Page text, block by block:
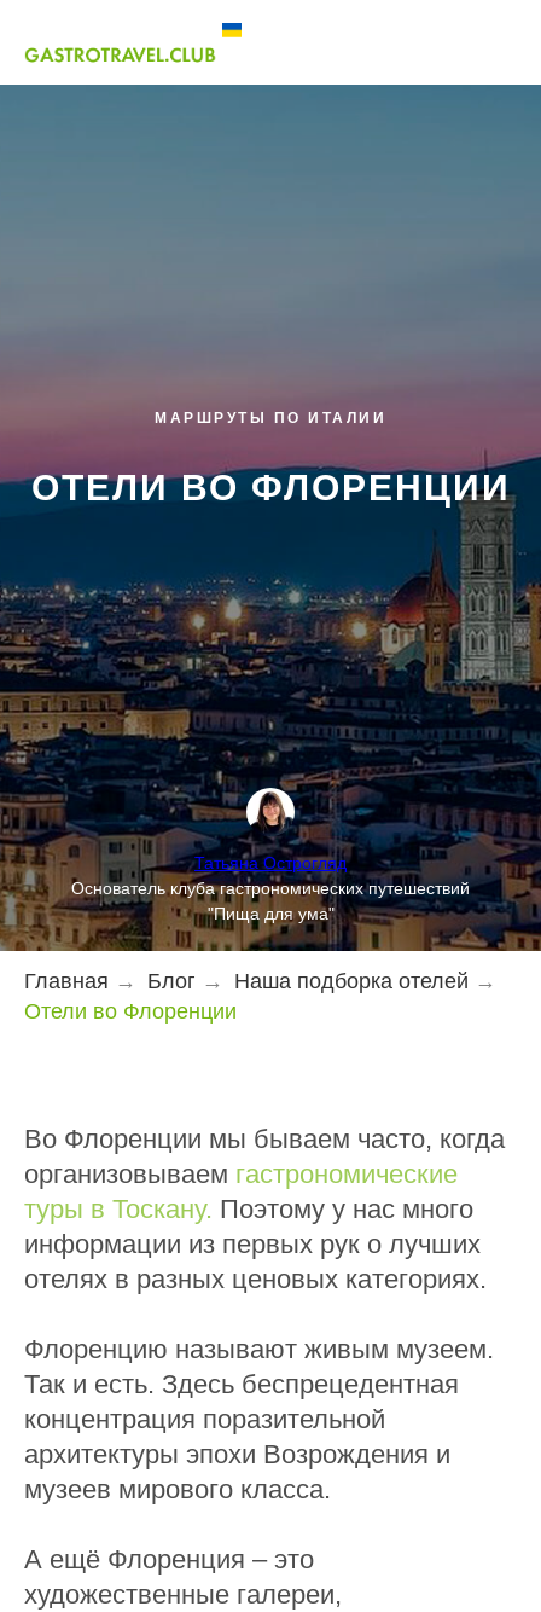
МАРШРУТЫ ПО ИТАЛИИ
ОТЕЛИ ВО ФЛОРЕНЦИИ
Татьяна Острогляд
Основатель клуба гастрономических путешествий
"Пища для ума"
Главная → Блог → Наша подборка отелей →
Отели во Флоренции
Во Флоренции мы бываем часто, когда
организовываем гастрономические
туры в Тоскану. Поэтому у нас много
информации из первых рук о лучших
отелях в разных ценовых категориях.
Флоренцию называют живым музеем.
Так и есть. Здесь беспрецедентная
концентрация поразительной
архитектуры эпохи Возрождения и
музеев мирового класса.
А ещё Флоренция – это
художественные галереи,